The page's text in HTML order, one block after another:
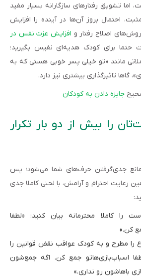
اما تشویق رفتارهای سازگارانه بسیار مفید
احتمال بروز آن‌ها در آینده را افزایش
اصلاح رفتار و افزایش عزت نفس در
حتما برای کودک هدیه‌ای نفیس بگیرید؛
مانند «تو خیلی پسر خوبی هستی که به
گاها تاثیرگذاری بیشتری نیز دارد.
جایزه دادن به کودکان
را بیش از دو بار تکرار
مانع جدی‌گرفتن حرف‌های شما می‌شود؛ پس
رعایت احترام و آرامش، با لحنی کاملا جدی
را کاملا محترمانه بیان کنید: «لطفا
کن.»
را مطرح و به کودک عواقب نقض قوانین را
اسباب‌بازی‌هاتو جمع کن. اگه جمع‌شون
باهاشون رو نداری.»